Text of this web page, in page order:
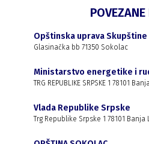
POVEZANE
Opštinska uprava
Glasinačka bb 71350 Sokolac
Ministarstvo energetike i
TRG REPUBLIKE SRPSKE 1 78101
Vlada Republike Srpske
Trg Republike Srpske 1 78101 Banja